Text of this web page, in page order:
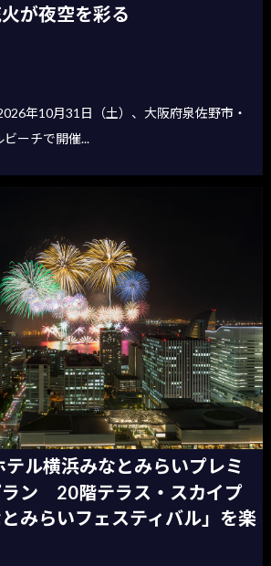
が夜空を彩る
年10月31日（土）、大阪府泉佐野市・
ビーチで開催...
ル横浜みなとみらいプレミ
ラン 20階テラス・スカイプ
みらいフェスティバル」を楽